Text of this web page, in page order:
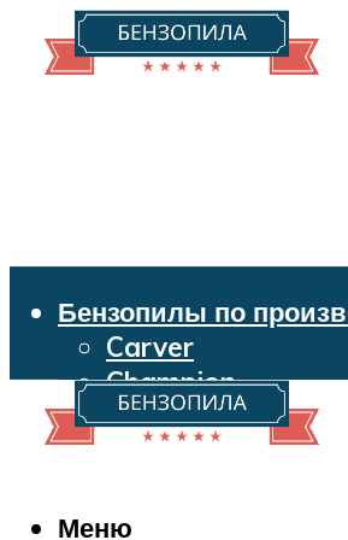
Бензопилы по
Carver
Champion
Echo
Husqvarna
Makita
Меню